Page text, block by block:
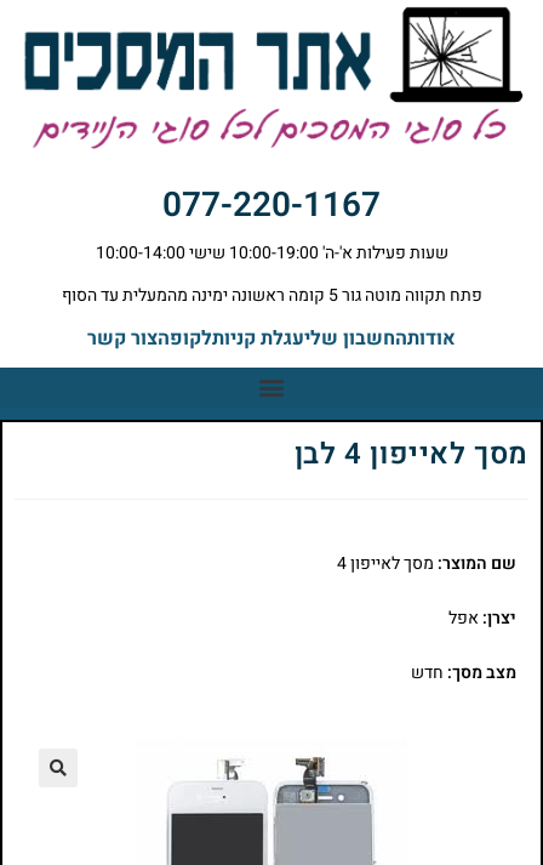
077-220-1167
שעות פעילות א'-ה' 10:00-19:00 שישי 10:00-14:00
פתח תקווה מוטה גור 5 קומה ראשונה ימינה מהמעלית עד הסוף
אודותהחשבון שליעגלת קניותלקופהצור קשר
מסך לאייפון 4 לבן
שם המוצר: מסך לאייפון 4
יצרן: אפל
מצב מסך: חדש